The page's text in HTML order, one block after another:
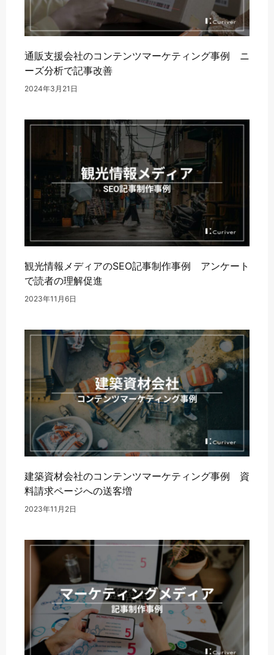
通販支援会社のコンテンツマーケティング事例 ニ
ーズ分析で記事改善
2024年3月21日
観光情報メディアのSEO記事制作事例 アンケート
で読者の理解促進
2023年11月6日
建築資材会社のコンテンツマーケティング事例 資
料請求ページへの送客増
2023年11月2日